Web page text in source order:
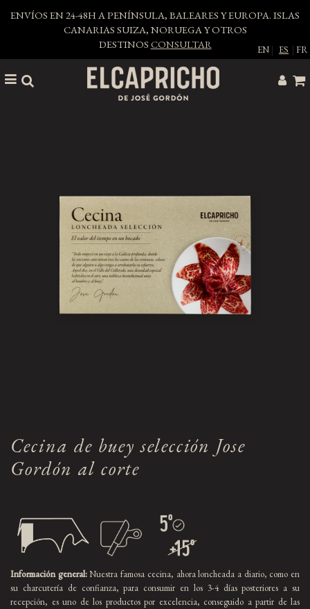
ENVÍOS EN 24-48H A PENÍNSULA, BALEARES Y EUROPA. ISLAS
CANARIAS SUIZA, NORUEGA Y OTROS
DESTINOS CONSULTAR EN | ES |FR
Cecina de buey selección Jose
Gordón al corte
Información general:Nuestra famosa cecina, ahora loncheada a diario, como en
su charcutería de confianza, para consumir en los 3-4 días posteriores a su
recepción, es uno de los productos por excelencia, conseguido a partir de las